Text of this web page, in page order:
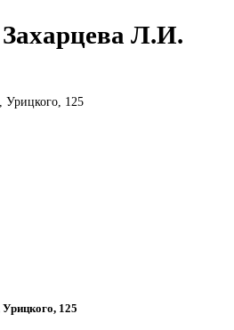
Л.И.
Урицкого, 125
Урицкого, 125